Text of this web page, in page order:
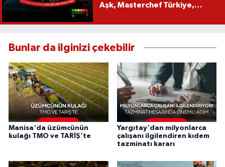
Aşk, Masterchef Türkiye,
Bunlar da ilginizi çekebilir
Manisa'da üzümcünün
kulağı TMO ve TARİŞ’te
Yargıtay'dan milyonlarca
çalışanı ilgilendiren kıdem
tazminatı kararı